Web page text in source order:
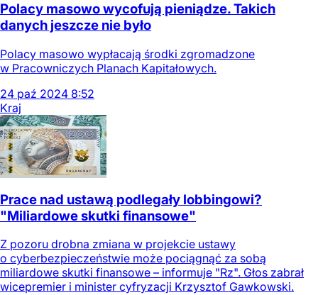
Polacy masowo wycofują pieniądze. Takich
danych jeszcze nie było
Polacy masowo wypłacają środki zgromadzone
w Pracowniczych Planach Kapitałowych.
24 paź 2024 8:52
Kraj
Prace nad ustawą podlegały lobbingowi?
"Miliardowe skutki finansowe"
Z pozoru drobna zmiana w projekcie ustawy
o cyberbezpieczeństwie może pociągnąć za sobą
miliardowe skutki finansowe – informuje "Rz". Głos zabrał
wicepremier i minister cyfryzacji Krzysztof Gawkowski.